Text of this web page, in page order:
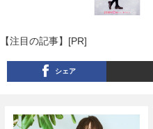
【注目の記事】[PR]
シェア